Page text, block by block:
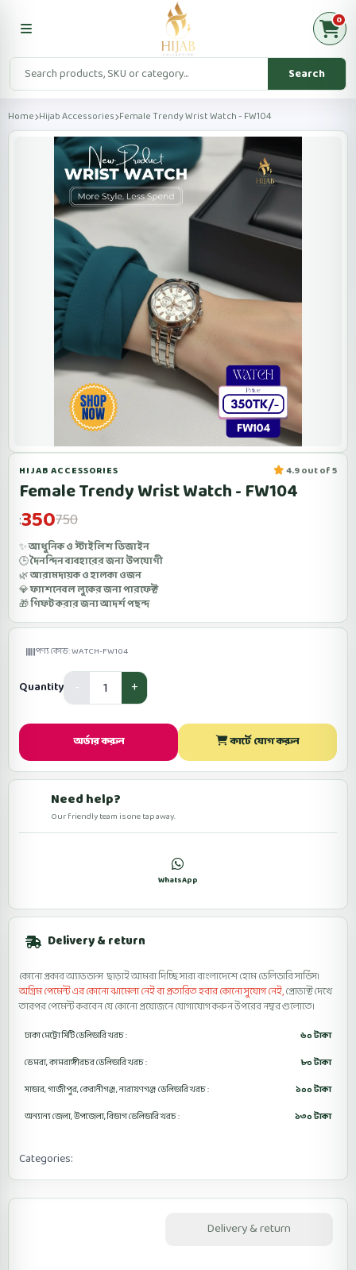
Search
0
Home Hijab Accessories Female Trendy Wrist Watch - FW104
HIJAB ACCESSORIES 4.9 out of 5
Female Trendy Wrist Watch - FW104
:350750
✨আধুনিক ও স্টাইলিশ ডিজাইন
🕒দৈনন্দিন ব্যবহারের জন্য উপযোগী
🌿আরামদায়ক ও হালকা ওজন
💎ফ্যাশনেবল লুকের জন্য পারফেক্ট
🎁গিফট করার জন্য আদর্শ পছন্দ
পণ্য কোড: WATCH-FW104
Quantity
অর্ডার করুন কার্টে যোগ করুন
Need help?
Our friendly team is one tap away.
WhatsApp
Delivery & return
কোনো প্রকার অ্যাডভান্স ছাড়াই আমরা দিচ্ছি সারা বাংলাদেশে হোম ডেলিভারি সার্ভিস।
অগ্রিম পেমেন্ট এর কোনো ঝামেলা নেই বা প্রতারিত হবার কোনো সুযোগ নেই,প্রোডাক্ট দেখে
তারপর পেমেন্ট করবেন যে কোনো প্রয়োজনে যোগাযোগ করুন উপরের নম্বর গুলোতে।
ঢাকা মেট্রো সিটি ডেলিভারি খরচ :
৬০ টাকা
ডেমরা, কামরাঙ্গীরচর ডেলিভারি খরচ :
৮০ টাকা
সাভার, গাজীপুর, কেরানীগঞ্জ, নারায়ণগঞ্জ ডেলিভারি খরচ :
১০০ টাকা
অন্যান্য জেলা, উপজেলা, বিভাগ ডেলিভারি খরচ :
১৩০ টাকা
Categories:
Delivery & return